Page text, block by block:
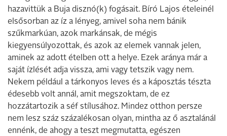
hazavittük a Buja disznó(k) fogásait. Bíró Lajos ételeinél
elsősorban az íz a lényeg, amivel soha nem bánik
szűkmarkúan, azok markánsak, de mégis
kiegyensúlyozottak, és azok az elemek vannak jelen,
aminek az adott ételben ott a helye. Ezek aránya már a
saját ízlését adja vissza, ami vagy tetszik vagy nem.
Nekem például a tárkonyos leves és a káposztás tészta
édesebb volt annál, amit megszoktam, de ez
hozzátartozik a séf stílusához. Mindez otthon persze
nem lesz száz százalékosan olyan, mintha az ő asztalánál
ennénk, de ahogy a teszt megmutatta, egészen